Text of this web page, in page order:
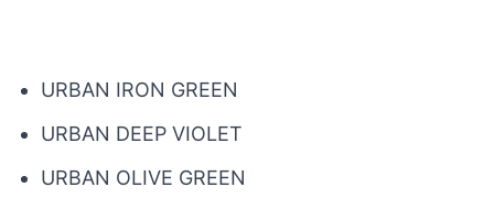
URBAN IRON GREEN
URBAN DEEP VIOLET
URBAN OLIVE GREEN